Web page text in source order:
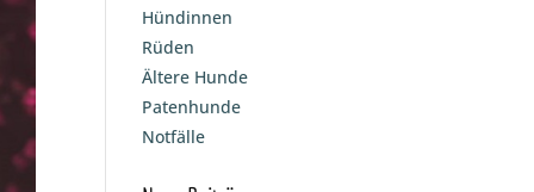
Hündinnen
Rüden
Ältere Hunde
Patenhunde
Notfälle